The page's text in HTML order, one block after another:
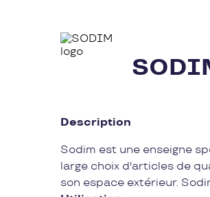
Description
Sodim est une enseigne
large choix d'articles de
son espace extérieur.